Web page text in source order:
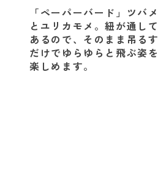
「ペーパーバード」ツバメ
とユリカモメ。紐が通して
あるので、そのまま吊るす
だけでゆらゆらと飛ぶ姿を
楽しめます。